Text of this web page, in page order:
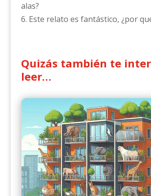
alas?
6. Este relato es fantástico, ¿por
Quizás también te
leer…